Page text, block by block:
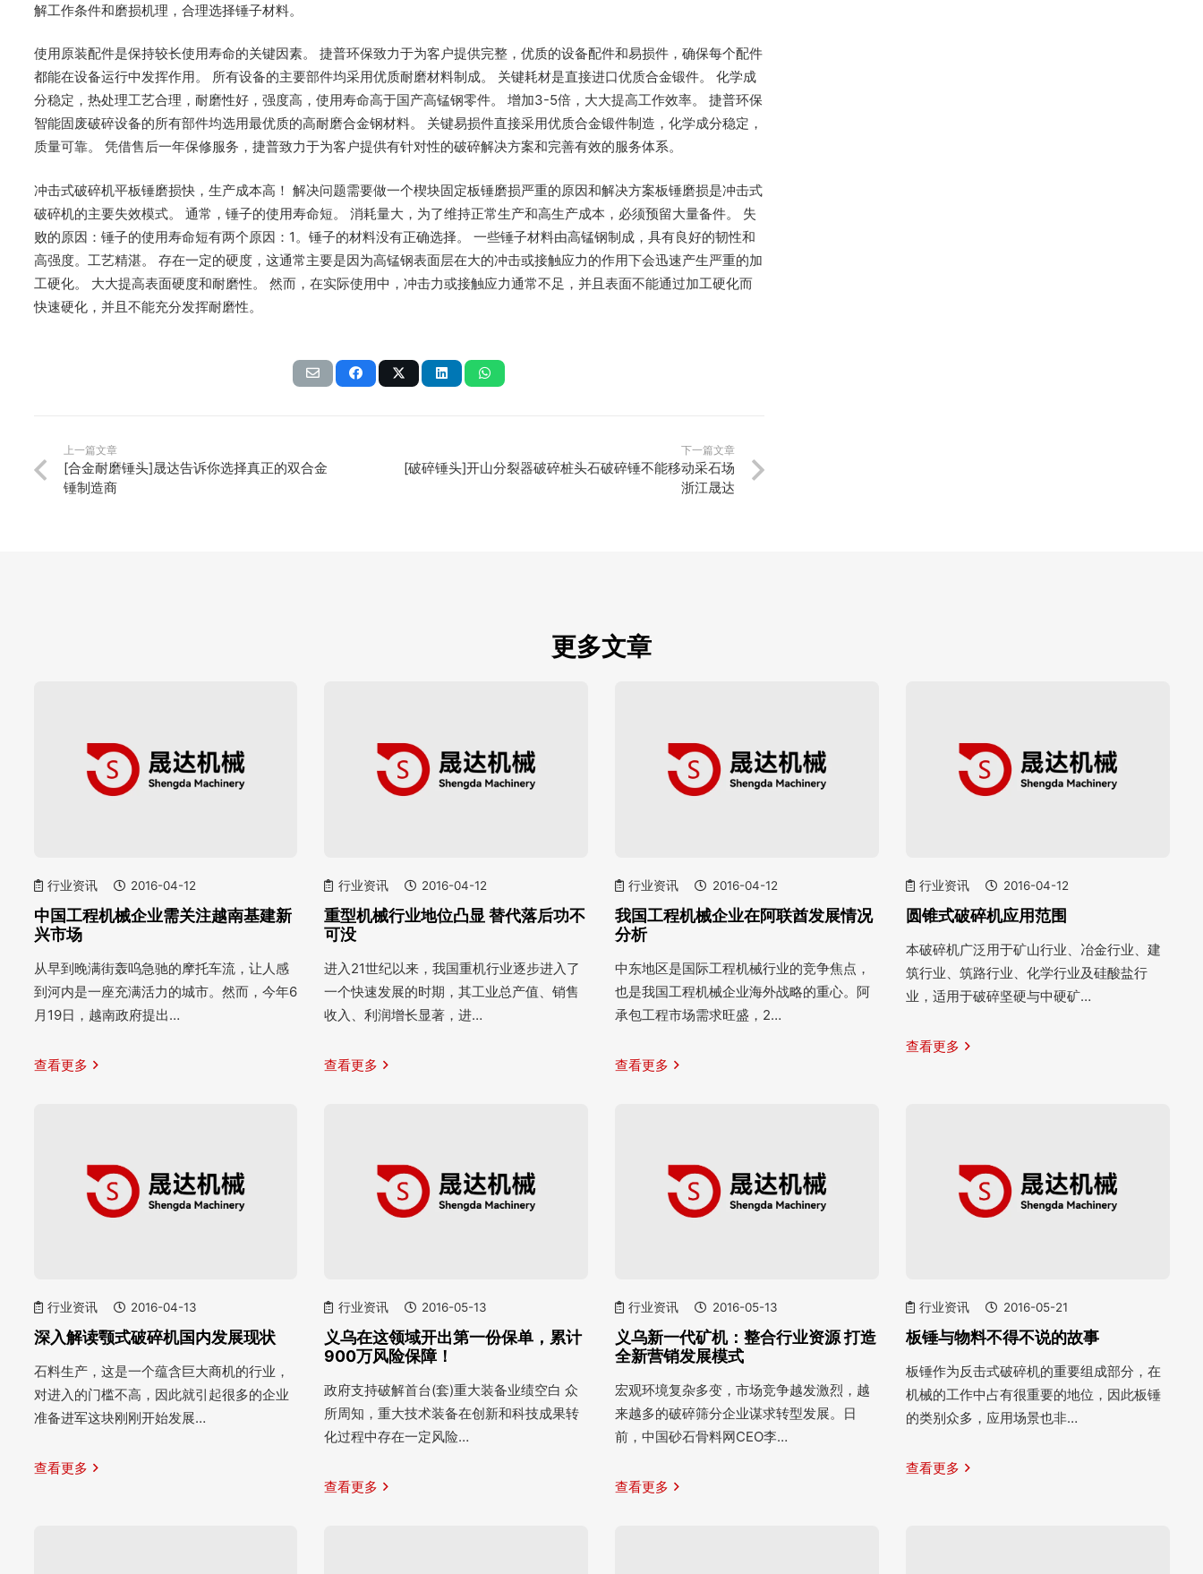
解工作条件和磨损机理，合理选择锤子材料。
使用原装配件是保持较长使用寿命的关键因素。 捷普环保致力于为客户提供完整，优质的设备配件和易损件，确保每个配件
都能在设备运行中发挥作用。 所有设备的主要部件均采用优质耐磨材料制成。 关键耗材是直接进口优质合金锻件。 化学成
分稳定，热处理工艺合理，耐磨性好，强度高，使用寿命高于国产高锰钢零件。 增加3-5倍，大大提高工作效率。 捷普环保
智能固废破碎设备的所有部件均选用最优质的高耐磨合金钢材料。 关键易损件直接采用优质合金锻件制造，化学成分稳定，
质量可靠。 凭借售后一年保修服务，捷普致力于为客户提供有针对性的破碎解决方案和完善有效的服务体系。
冲击式破碎机平板锤磨损快，生产成本高！ 解决问题需要做一个楔块固定板锤磨损严重的原因和解决方案板锤磨损是冲击式
破碎机的主要失效模式。 通常，锤子的使用寿命短。 消耗量大，为了维持正常生产和高生产成本，必须预留大量备件。 失
败的原因：锤子的使用寿命短有两个原因：1。锤子的材料没有正确选择。 一些锤子材料由高锰钢制成，具有良好的韧性和
高强度。工艺精湛。 存在一定的硬度，这通常主要是因为高锰钢表面层在大的冲击或接触应力的作用下会迅速产生严重的加
工硬化。 大大提高表面硬度和耐磨性。 然而，在实际使用中，冲击力或接触应力通常不足，并且表面不能通过加工硬化而
快速硬化，并且不能充分发挥耐磨性。
上一篇文章
[合金耐磨锤头]晟达告诉你选择真正的双合金
锤制造商
下一篇文章
[破碎锤头]开山分裂器破碎桩头石破碎锤不能移动采石场
浙江晟达
更多文章
行业资讯 2016-04-12
中国工程机械企业需关注越南基建新
兴市场
从早到晚满街轰呜急驰的摩托车流，让人感
到河内是一座充满活力的城市。然而，今年6
月19日，越南政府提出…
查看更多
行业资讯 2016-04-12
重型机械行业地位凸显 替代落后功不
可没
进入21世纪以来，我国重机行业逐步进入了
一个快速发展的时期，其工业总产值、销售
收入、利润增长显著，进…
查看更多
行业资讯 2016-04-12
我国工程机械企业在阿联酋发展情况
分析
中东地区是国际工程机械行业的竞争焦点，
也是我国工程机械企业海外战略的重心。阿
承包工程市场需求旺盛，2…
查看更多
行业资讯 2016-04-12
圆锥式破碎机应用范围
本破碎机广泛用于矿山行业、冶金行业、建
筑行业、筑路行业、化学行业及硅酸盐行
业，适用于破碎坚硬与中硬矿…
查看更多
行业资讯 2016-04-13
深入解读颚式破碎机国内发展现状
石料生产，这是一个蕴含巨大商机的行业，
对进入的门槛不高，因此就引起很多的企业
准备进军这块刚刚开始发展…
查看更多
行业资讯 2016-05-13
义乌在这领域开出第一份保单，累计
900万风险保障！
政府支持破解首台(套)重大装备业绩空白 众
所周知，重大技术装备在创新和科技成果转
化过程中存在一定风险…
查看更多
行业资讯 2016-05-13
义乌新一代矿机：整合行业资源 打造
全新营销发展模式
宏观环境复杂多变，市场竞争越发激烈，越
来越多的破碎筛分企业谋求转型发展。日
前，中国砂石骨料网CEO李…
查看更多
行业资讯 2016-05-21
板锤与物料不得不说的故事
板锤作为反击式破碎机的重要组成部分，在
机械的工作中占有很重要的地位，因此板锤
的类别众多，应用场景也非…
查看更多